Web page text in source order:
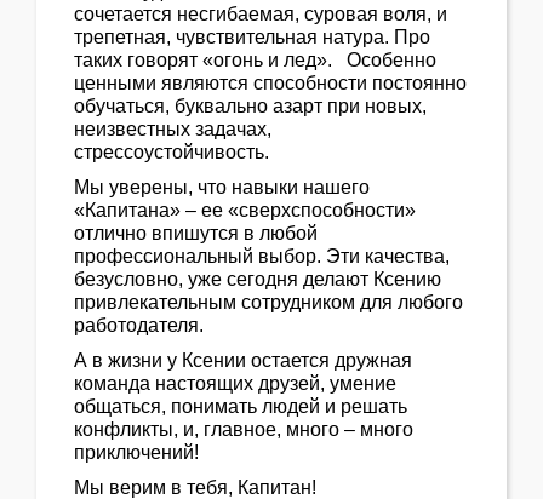
сочетается несгибаемая, суровая воля, и
трепетная, чувствительная натура. Про
таких говорят «огонь и лед». Особенно
ценными являются способности постоянно
обучаться, буквально азарт при новых,
неизвестных задачах,
стрессоустойчивость.
Мы уверены, что навыки нашего
«Капитана» – ее «сверхспособности»
отлично впишутся в любой
профессиональный выбор. Эти качества,
безусловно, уже сегодня делают Ксению
привлекательным сотрудником для любого
работодателя.
А в жизни у Ксении остается дружная
команда настоящих друзей, умение
общаться, понимать людей и решать
конфликты, и, главное, много – много
приключений!
Мы верим в тебя, Капитан!